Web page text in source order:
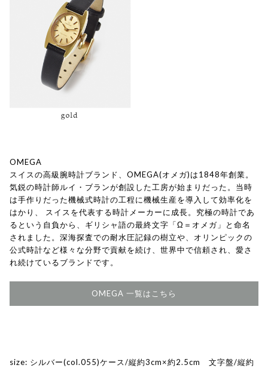
OMEGA
スイスの高級腕時計ブランド、OMEGA(オメガ)は1848年創業。
気鋭の時計師ルイ・ブランが創設した工房が始まりだった。当時
は手作りだった機械式時計の工程に機械生産を導入して効率化を
はかり、 スイスを代表する時計メーカーに成長。究極の時計であ
るという自負から、ギリシャ語の最終文字「Ω＝オメガ」と命名
されました。深海探査での耐水圧記録の樹立や、オリンピックの
公式時計など様々な分野で貢献を続け、世界中で信頼され、愛さ
れ続けているブランドです。
OMEGA 一覧はこちら
size: シルバー(col.055)ケース/縦約3cm×約2.5cm 文字盤/縦約